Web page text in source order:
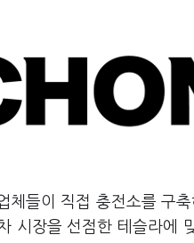
체들이 직접 충전소를 구
시장을 선점한 테슬라에